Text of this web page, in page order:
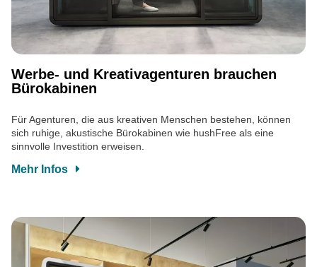
Werbe- und Kreativagenturen brauchen
Bürokabinen
Für Agenturen, die aus kreativen Menschen bestehen, können
sich ruhige, akustische Bürokabinen wie hushFree als eine
sinnvolle Investition erweisen.
Mehr Infos